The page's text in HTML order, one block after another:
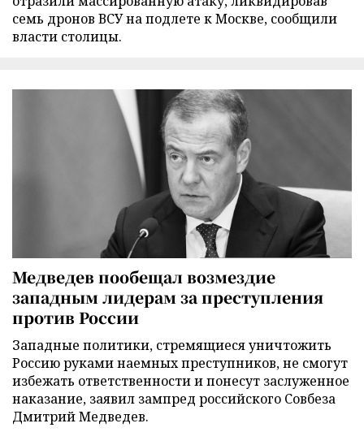
семь дронов ВСУ на подлете к Москве, сообщили
власти столицы.
Медведев пообещал возмездие
западным лидерам за преступления
против России
Западные политики, стремящиеся уничтожить
Россию руками наемных преступников, не смогут
избежать ответственности и понесут заслуженное
наказание, заявил зампред российского Совбеза
Дмитрий Медведев.